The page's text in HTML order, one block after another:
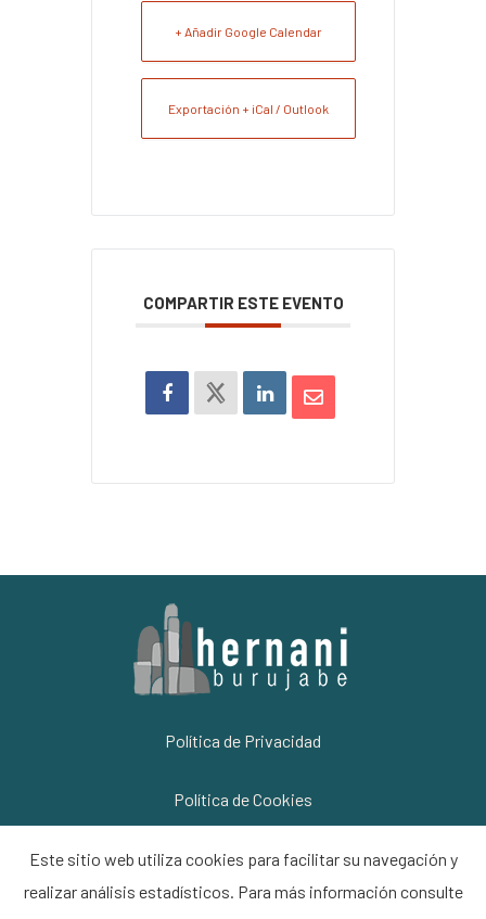
+ Añadir Google Calendar
Exportación + iCal / Outlook
COMPARTIR ESTE EVENTO
Política de Privacidad
Política de Cookies
Información Legal
Este sitio web utiliza cookies para facilitar su navegación y
realizar análisis estadísticos. Para más información consulte